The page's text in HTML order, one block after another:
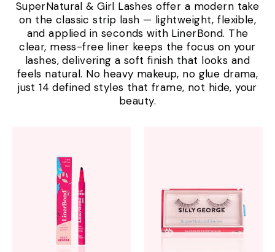
SuperNatural & Girl Lashes offer a modern take
on the classic strip lash — lightweight, flexible,
and applied in seconds with LinerBond. The
clear, mess-free liner keeps the focus on your
lashes, delivering a soft finish that looks and
feels natural. No heavy makeup, no glue drama,
just 14 defined styles that frame, not hide, your
beauty.